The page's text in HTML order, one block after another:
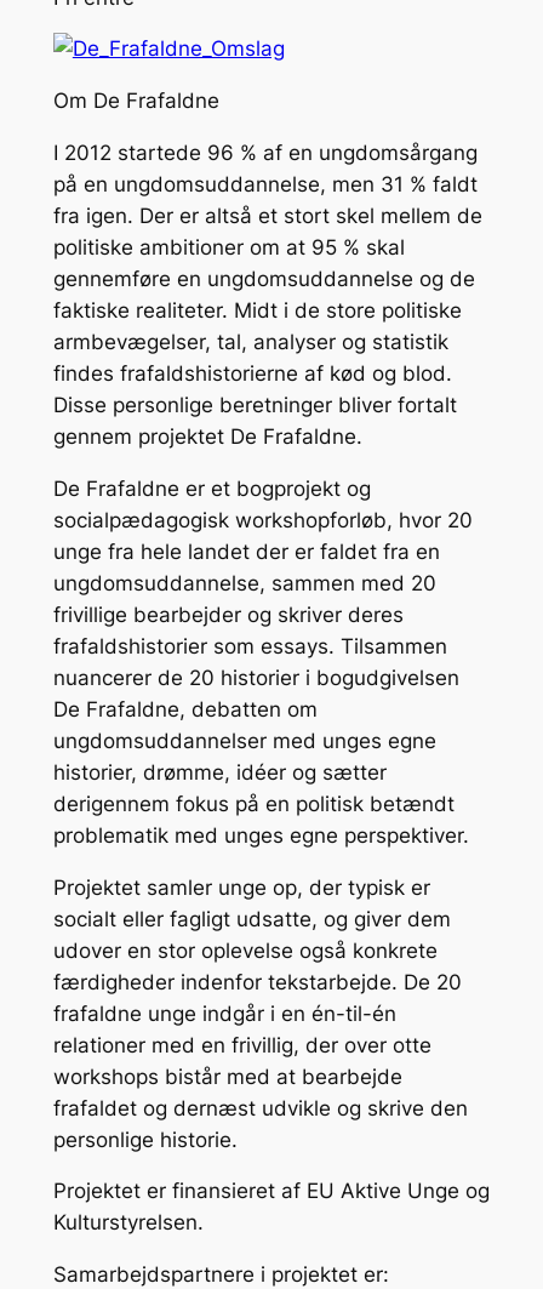
Om De Frafaldne
I 2012 startede 96 % af en ungdomsårgang
på en ungdomsuddannelse, men 31 % faldt
fra igen. Der er altså et stort skel mellem de
politiske ambitioner om at 95 % skal
gennemføre en ungdomsuddannelse og de
faktiske realiteter. Midt i de store politiske
armbevægelser, tal, analyser og statistik
findes frafaldshistorierne af kød og blod.
Disse personlige beretninger bliver fortalt
gennem projektet De Frafaldne.
De Frafaldne er et bogprojekt og
socialpædagogisk workshopforløb, hvor 20
unge fra hele landet der er faldet fra en
ungdomsuddannelse, sammen med 20
frivillige bearbejder og skriver deres
frafaldshistorier som essays. Tilsammen
nuancerer de 20 historier i bogudgivelsen
De Frafaldne, debatten om
ungdomsuddannelser med unges egne
historier, drømme, idéer og sætter
derigennem fokus på en politisk betændt
problematik med unges egne perspektiver.
Projektet samler unge op, der typisk er
socialt eller fagligt udsatte, og giver dem
udover en stor oplevelse også konkrete
færdigheder indenfor tekstarbejde. De 20
frafaldne unge indgår i en én-til-én
relationer med en frivillig, der over otte
workshops bistår med at bearbejde
frafaldet og dernæst udvikle og skrive den
personlige historie.
Projektet er finansieret af EU Aktive Unge og
Kulturstyrelsen.
Samarbejdspartnere i projektet er: